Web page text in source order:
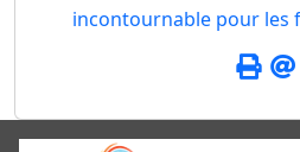
incontournable pour les